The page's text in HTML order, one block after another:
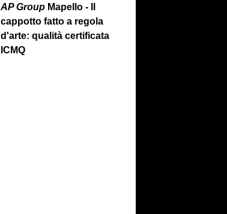
AP Group Mapello - Il
cappotto fatto a regola
d'arte: qualità certificata
ICMQ